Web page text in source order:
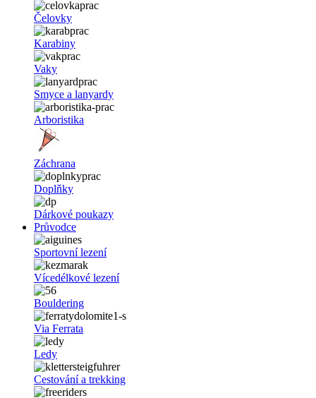
Čelovky
Karabiny
Vaky
Smyce a lanyardy
Arboristika
Záchrana
Doplňky
Dárkové poukazy
Průvodce
Sportovní lezení
Vícedélkové lezení
Bouldering
Via Ferrata
Ledy
Cestování a trekking